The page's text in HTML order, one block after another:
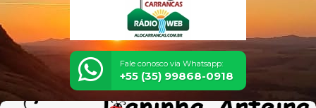
Fale conosco via Whatsapp:
+55 (35) 99868-0918